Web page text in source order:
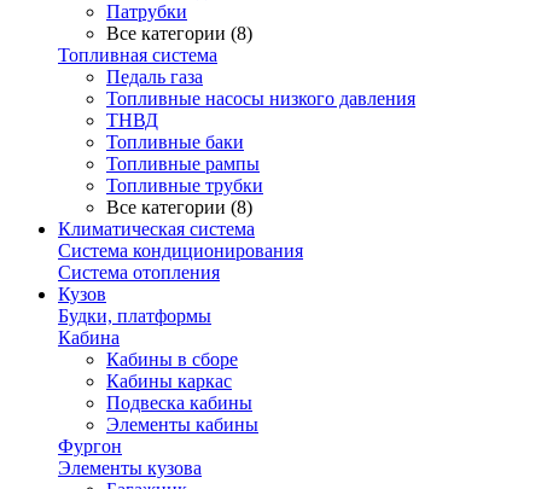
Патрубки
Все категории (8)
Топливная система
Педаль газа
Топливные насосы низкого давления
ТНВД
Топливные баки
Топливные рампы
Топливные трубки
Все категории (8)
Климатическая система
Система кондиционирования
Система отопления
Кузов
Будки, платформы
Кабина
Кабины в сборе
Кабины каркас
Подвеска кабины
Элементы кабины
Фургон
Элементы кузова